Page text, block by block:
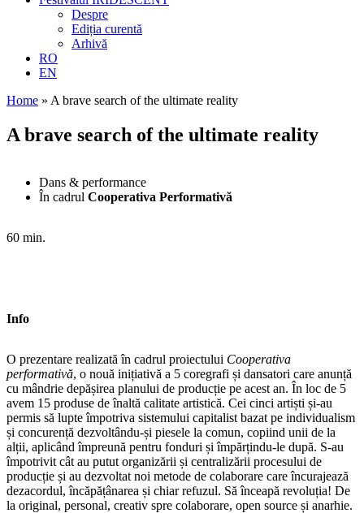
Despre
Ediția curentă
Arhivă
RO
EN
Home » A brave search of the ultimate reality
A brave search of the ultimate reality
Dans & performance
În cadrul Cooperativa Performativă
60 min.
Info
O prezentare realizată în cadrul proiectului Cooperativa
performativă, o nouă inițiativă a 5 coregrafi și dansatori care anunță
cu mândrie depășirea planului de producție pe acest an. În loc de 5
avem 15 produse de înaltă calitate artistică. Cei cinci artiști și-au
permis să lupte împotriva sistemului capitalist bazat pe individualism
și concurență dezvoltându-și piesele la comun, copiind unii de la
alții, aplicând împreună pentru fonduri și împărțindu-le după. S-au
împotrivit cât au putut organizării și centralizării procesului de
producție și au dezvoltat noi metode de colaborare care încurajează
dezacordul, încăpățânarea și chiar refuzul. Să înceapă revoluția! De
la original, personal, creativ spre colaborare, open source și anarhie.